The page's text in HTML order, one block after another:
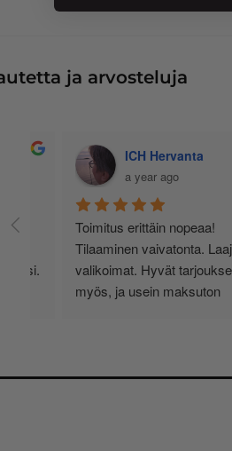
ja arvosteluja
Jussi Käteinen
11 months ago
Asiallisen tuntuinen kauppa, ei
turhia härpäkkeitä, vaan sitä
mitä nimi lupaa! Täältä haen
jatkossa. Ps. Hinnat kohillaan.